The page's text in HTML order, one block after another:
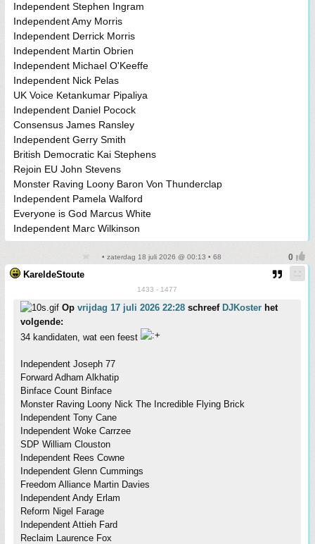
Independent Stephen Ingram
Independent Amy Morris
Independent Derrick Morris
Independent Martin Obrien
Independent Michael O'Keeffe
Independent Nick Pelas
UK Voice Ketankumar Pipaliya
Independent Daniel Pocock
Consensus James Ransley
Independent Gerry Smith
British Democratic Kai Stephens
Rejoin EU John Stevens
Monster Raving Loony Baron Von Thunderclap
Independent Pamela Walford
Everyone is God Marcus White
Independent Marc Wilkinson
• zaterdag 18 juli 2026 @ 00:13 • 68
KareldeStoute
1433 - 1477
Op vrijdag 17 juli 2026 22:28 schreef DJKoster het
volgende:
34 kandidaten, wat een feest
Independent Joseph 77
Forward Adham Alkhatip
Binface Count Binface
Monster Raving Loony Nick The Incredible Flying Brick
Independent Tony Cane
Independent Woke Carrzee
SDP William Clouston
Independent Rees Cowne
Independent Glenn Cummings
Freedom Alliance Martin Davies
Independent Andy Erlam
Reform Nigel Farage
Independent Attieh Fard
Reclaim Laurence Fox